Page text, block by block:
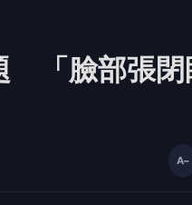
「臉部張閉
A−